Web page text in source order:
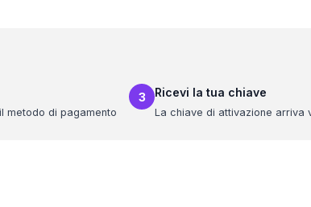
metodo di pagamento
3 Ricevi la tua chiave
La chiave di attivazione arriva